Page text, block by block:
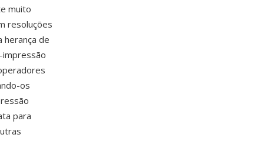
muito
resoluções
herança de
impressão
os
para